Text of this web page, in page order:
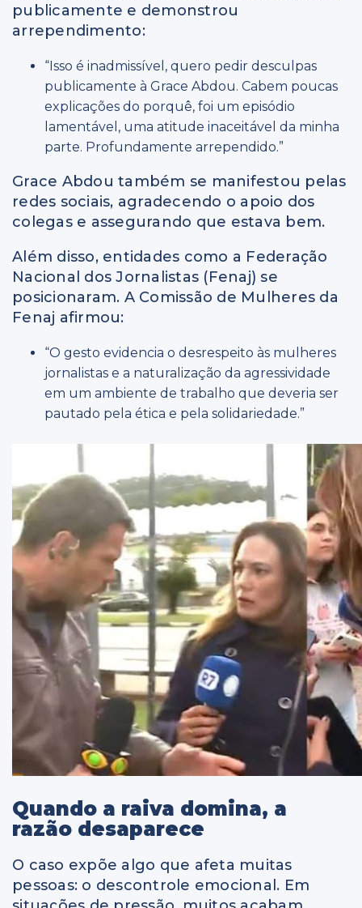
publicamente e demonstrou
arrependimento:
“Isso é inadmissível, quero pedir desculpas
publicamente à Grace Abdou. Cabem poucas
explicações do porquê, foi um episódio
lamentável, uma atitude inaceitável da minha
parte. Profundamente arrependido.”
Grace Abdou também se manifestou pelas
redes sociais, agradecendo o apoio dos
colegas e assegurando que estava bem.
Além disso, entidades como a Federação
Nacional dos Jornalistas (Fenaj) se
posicionaram. A Comissão de Mulheres da
Fenaj afirmou:
“O gesto evidencia o desrespeito às mulheres
jornalistas e a naturalização da agressividade
em um ambiente de trabalho que deveria ser
pautado pela ética e pela solidariedade.”
Quando a raiva domina, a
razão desaparece
O caso expõe algo que afeta muitas
pessoas: o descontrole emocional. Em